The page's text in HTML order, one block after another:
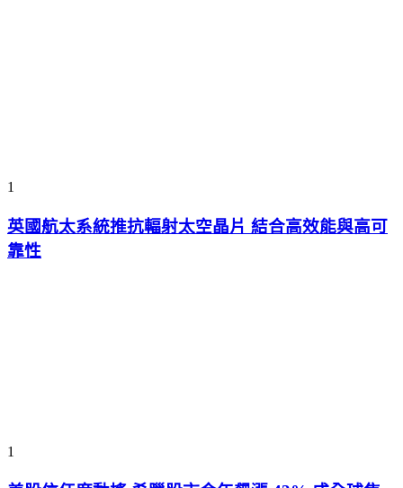
1
英國航太系統推抗輻射太空晶片 結合高效能與高可
靠性
1